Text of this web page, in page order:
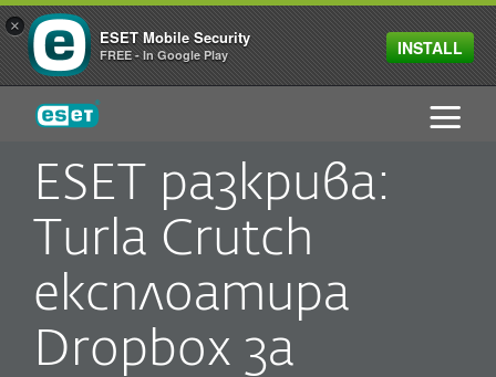
ESET разкрива:
Turla Crutch
експлоатира
Dropbox за
ESET
×
ESET Mobile Security
FREE - In Google Play INSTALL